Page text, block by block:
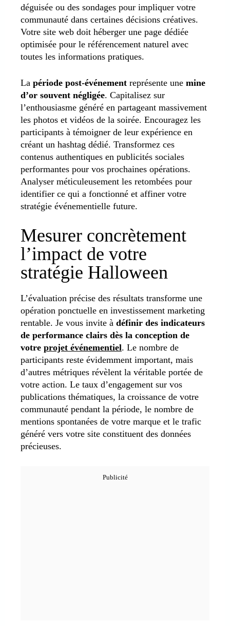
déguisée ou des sondages pour impliquer votre
communauté dans certaines décisions créatives.
Votre site web doit héberger une page dédiée
optimisée pour le référencement naturel avec
toutes les informations pratiques.
La période post-événement représente une mine
d’or souvent négligée. Capitalisez sur
l’enthousiasme généré en partageant massivement
les photos et vidéos de la soirée. Encouragez les
participants à témoigner de leur expérience en
créant un hashtag dédié. Transformez ces
contenus authentiques en publicités sociales
performantes pour vos prochaines opérations.
Analyser méticuleusement les retombées pour
identifier ce qui a fonctionné et affiner votre
stratégie événementielle future.
Mesurer concrètement
l’impact de votre
stratégie Halloween
L’évaluation précise des résultats transforme une
opération ponctuelle en investissement marketing
rentable. Je vous invite à définir des indicateurs
de performance clairs dès la conception de
votre projet événementiel. Le nombre de
participants reste évidemment important, mais
d’autres métriques révèlent la véritable portée de
votre action. Le taux d’engagement sur vos
publications thématiques, la croissance de votre
communauté pendant la période, le nombre de
mentions spontanées de votre marque et le trafic
généré vers votre site constituent des données
précieuses.